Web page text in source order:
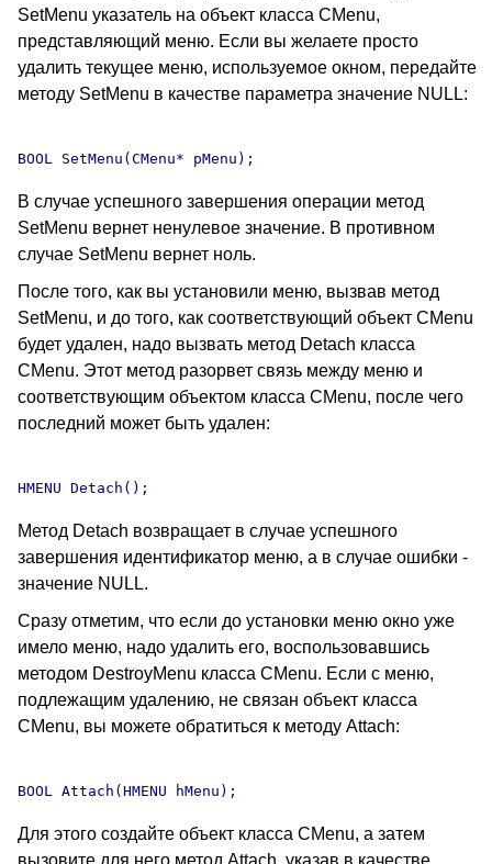
SetMenu указатель на объект класса CMenu,
представляющий меню. Если вы желаете просто
удалить текущее меню, используемое окном, передайте
методу SetMenu в качестве параметра значение NULL:
В случае успешного завершения операции метод
SetMenu вернет ненулевое значение. В противном
случае SetMenu вернет ноль.
После того, как вы установили меню, вызвав метод
SetMenu, и до того, как соответствующий объект CMenu
будет удален, надо вызвать метод Detach класса
CMenu. Этот метод разорвет связь между меню и
соответствующим объектом класса CMenu, после чего
последний может быть удален:
Метод Detach возвращает в случае успешного
завершения идентификатор меню, а в случае ошибки -
значение NULL.
Сразу отметим, что если до установки меню окно уже
имело меню, надо удалить его, воспользовавшись
методом DestroyMenu класса CMenu. Если с меню,
подлежащим удалению, не связан объект класса
CMenu, вы можете обратиться к методу Attach:
Для этого создайте объект класса CMenu, а затем
вызовите для него метод Attach, указав в качестве